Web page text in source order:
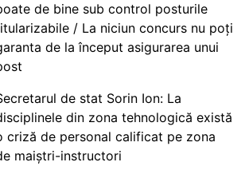
de bine sub control posturile
/ La niciun concurs nu poți
de la început asigurarea unui
de stat Sorin Ion: La
din zona tehnologică există
criză de personal calificat pe zona
maiștri-instructori